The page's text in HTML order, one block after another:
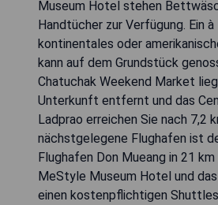
Museum Hotel stehen
Handtücher zur Verfügung. Ein
kontinentales oder
kann auf dem Grundstück
Chatuchak Weekend Market
Unterkunft entfernt und das
Ladprao erreichen Sie nach 7,2
nächstgelegene Flughafen ist
Flughafen Don Mueang in 21
MeStyle Museum Hotel und
einen kostenpflichtigen